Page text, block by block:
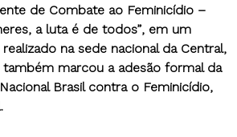
de Combate ao Feminicídio –
a luta é de todos”, em um
na sede nacional da Central,
também marcou a adesão formal da
Brasil contra o Feminicídio,